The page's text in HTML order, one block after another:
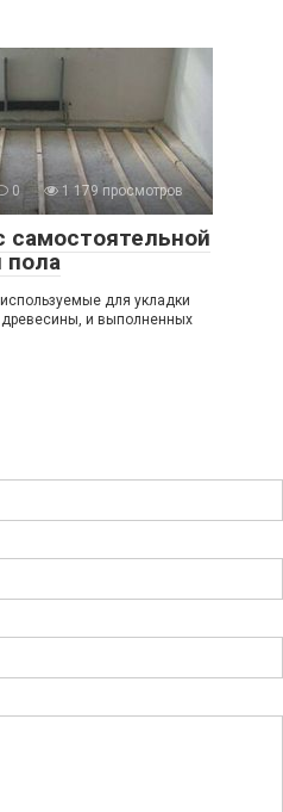
0 1 179 просмотров
пола
для укладки
и выполненных